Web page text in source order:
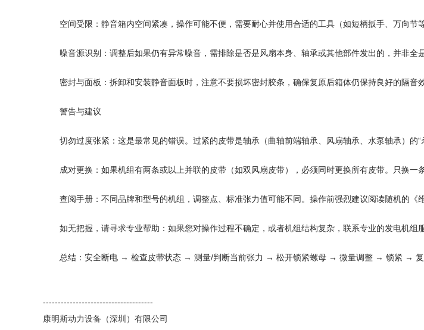
空间受限：静音箱内空间紧凑，操作可能不便，需要耐心并使用合适的工具（如短柄扳手、万向节等
噪音源识别：调整后如果仍有异常噪音，需排除是否是风扇本身、轴承或其他部件发出的，并非全
密封与面板：拆卸和安装静音面板时，注意不要损坏密封胶条，确保复原后箱体仍保持良好的隔音效
警告与建议
切勿过度张紧：这是最常见的错误。过紧的皮带是轴承（曲轴前端轴承、风扇轴承、水泵轴承）的
成对更换：如果机组有两条或以上并联的皮带（如双风扇皮带），必须同时更换所有皮带。只换一
查阅手册：不同品牌和型号的机组，调整点、标准张力值可能不同。操作前强烈建议阅读随机的《
如无把握，请寻求专业帮助：如果您对操作过程不确定，或者机组结构复杂，联系专业的发电机组
总结：安全断电 → 检查皮带状态 → 测量/判断当前张力 → 松开锁紧螺母 → 微量调整 → 锁紧 → 复
-------------------------------------
康明斯动力设备（深圳）有限公司